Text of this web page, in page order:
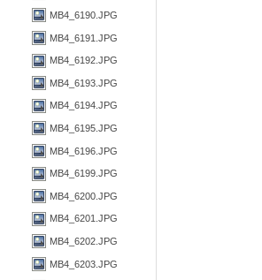
MB4_6190.JPG
MB4_6191.JPG
MB4_6192.JPG
MB4_6193.JPG
MB4_6194.JPG
MB4_6195.JPG
MB4_6196.JPG
MB4_6199.JPG
MB4_6200.JPG
MB4_6201.JPG
MB4_6202.JPG
MB4_6203.JPG